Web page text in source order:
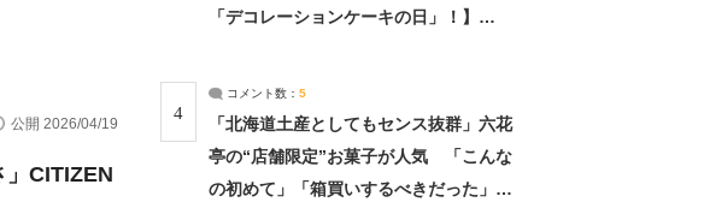
公開 2026/04/19
」CITIZEN
「デコレーションケーキの日」！】
4
コメント数： 5
「北海道土産としてもセンス抜群」六花
亭の“店舗限定”お菓子が人気 「こんな
の初めて」「箱買いするべきだった」